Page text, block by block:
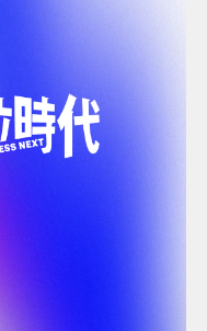
透職場，從會議記
始思考：「我懂得
待，已從單純搭載
整合。微星科技（
士打造的解方。
、高畫質 OLED 顯